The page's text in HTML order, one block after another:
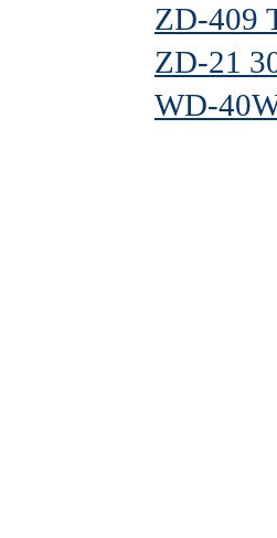
ZD-409
ZD-21
WD-